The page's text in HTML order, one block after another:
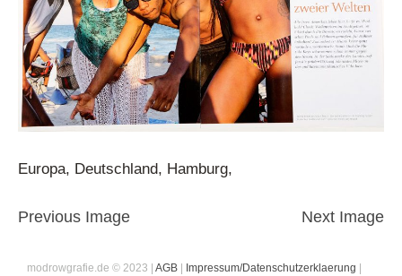
Europa, Deutschland, Hamburg,
Previous Image Next Image
modrowgrafie.de © 2023 | AGB| Impressum/Datenschutzerklaerung